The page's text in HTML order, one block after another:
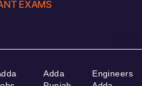
EXAMS
Adda
Engineers